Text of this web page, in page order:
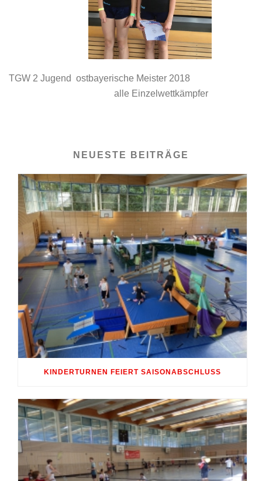
TGW 2 Jugend ostbayerische Meister 2018
alle Einzelwettkämpfer
NEUESTE BEITRÄGE
KINDERTURNEN FEIERT SAISONABSCHLUSS